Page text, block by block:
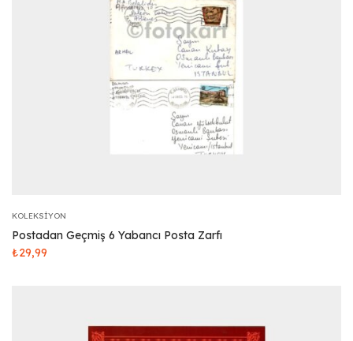
KOLEKSIYON
Postadan Geçmiş 6 Yabancı Posta Zarfı
₺29,99